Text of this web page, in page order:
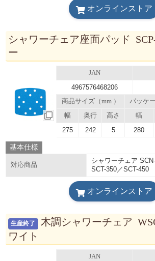
オンラインストア
シャワーチェア座面パッド
ー
JAN
4967576468206
商品サイズ（mm ） パッケ
幅 奥行 高さ 幅
275 242 5 280
基本仕様
対応商品
シャワーチェア
SCT-350／SCT-450
オンラインストア
生産終了
木調シャワーチェア
ワイト
JAN